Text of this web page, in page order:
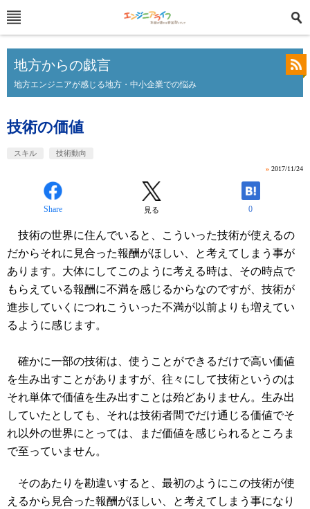
地方からの戯言
地方エンジニアが感じる地方・中小企業での悩み
技術の価値
スキル 技術動向
» 2017/11/24
Share 見る 0
技術の世界に住んでいると、こういった技術が使えるの
だからそれに見合った報酬がほしい、と考えてしまう事が
あります。大体にしてこのように考える時は、その時点で
もらえている報酬に不満を感じるからなのですが、技術が
進歩していくにつれこういった不満が以前よりも増えてい
るように感じます。
確かに一部の技術は、使うことができるだけで高い価値
を生み出すことがありますが、往々にして技術というのは
それ単体で価値を生み出すことは殆どありません。生み出
していたとしても、それは技術者間でだけ通じる価値でそ
れ以外の世界にとっては、まだ価値を感じられるところま
で至っていません。
そのあたりを勘違いすると、最初のようにこの技術が使
えるから見合った報酬がほしい、と考えてしまう事になり